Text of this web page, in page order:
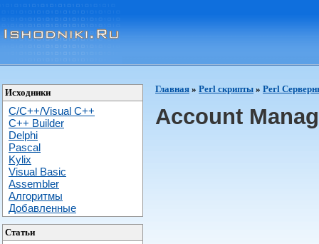
Исходники
C/C++/Visual C++
С++ Builder
Delphi
Pascal
Kylix
Visual Basic
Assembler
Алгоритмы
Добавленные
Статьи
Главная » Perl скрипты » Perl
Account